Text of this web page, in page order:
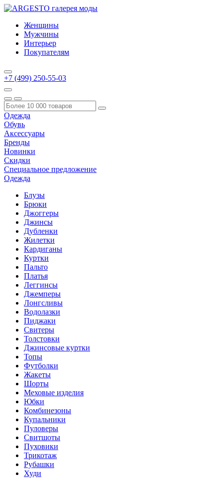
Женщины
Мужчины
Интерьер
Покупателям
+7 (499) 250-55-03
Одежда
Обувь
Аксессуары
Бренды
Новинки
Скидки
Специальное предложение
Одежда
Блузы
Брюки
Джоггеры
Джинсы
Дубленки
Жилетки
Кардиганы
Куртки
Пальто
Платья
Леггинсы
Джемперы
Лонгсливы
Водолазки
Пиджаки
Свитеры
Толстовки
Джинсовые куртки
Топы
Футболки
Жакеты
Шорты
Меховые изделия
Юбки
Комбинезоны
Купальники
Пуловеры
Свитшоты
Пуховики
Трикотаж
Рубашки
Худи